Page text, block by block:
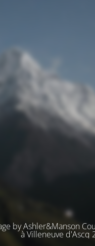
by Ashler&Manson
à Villeneuve d'Ascq